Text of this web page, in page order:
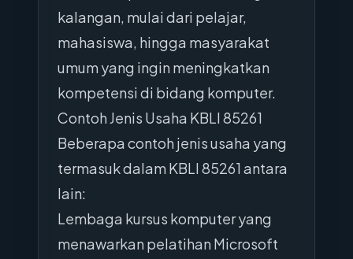
kalangan, mulai dari pelajar,
mahasiswa, hingga masyarakat
umum yang ingin meningkatkan
kompetensi di bidang komputer.
Contoh Jenis Usaha KBLI 85261
Beberapa contoh jenis usaha yang
termasuk dalam KBLI 85261 antara
lain:
Lembaga kursus komputer yang
menawarkan pelatihan Microsoft